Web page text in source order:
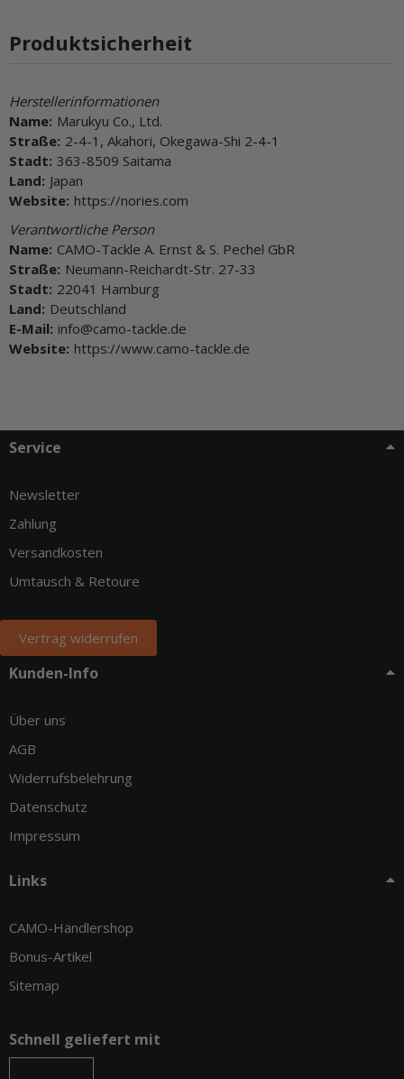
Produktsicherheit
Herstellerinformationen
Name: Marukyu Co., Ltd.
Straße: 2-4-1, Akahori, Okegawa-Shi 2-4-1
Stadt: 363-8509 Saitama
Land: Japan
Website: https://nories.com
Verantwortliche Person
Name: CAMO-Tackle A. Ernst & S. Pechel GbR
Straße: Neumann-Reichardt-Str. 27-33
Stadt: 22041 Hamburg
Land: Deutschland
E-Mail: info@camo-tackle.de
Website: https://www.camo-tackle.de
Service
Newsletter
Zahlung
Versandkosten
Umtausch & Retoure
Vertrag widerrufen
Kunden-Info
Über uns
AGB
Widerrufsbelehrung
Datenschutz
Impressum
Links
CAMO-Händlershop
Bonus-Artikel
Sitemap
Schnell geliefert mit